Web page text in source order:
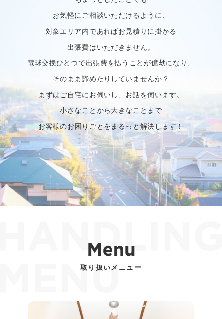
お気軽にご相談いただけるように、
対象エリア内であればお見積りに掛かる
出張費はいただきません。
電球交換ひとつで出張費を払うことが億劫になり、
そのまま諦めたりしていませんか？
まずはご自宅にお伺いし、お話を伺います。
小さなことから大きなことまで
お客様のお困りごとをまるっと解決します！
取り扱いメニュー